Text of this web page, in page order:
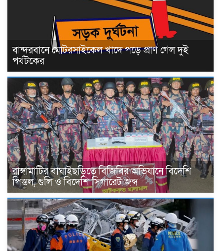
বান্দরবানে মোটরসাইকেল খাদে পড়ে প্রাণ গেল দুই
পর্যটকের
রাঙ্গামাটির বাঘাইছড়িতে বিজিবির অভিযানে বিদেশি
পিস্তল, গুলি ও বিদেশি সিগারেট জব্দ